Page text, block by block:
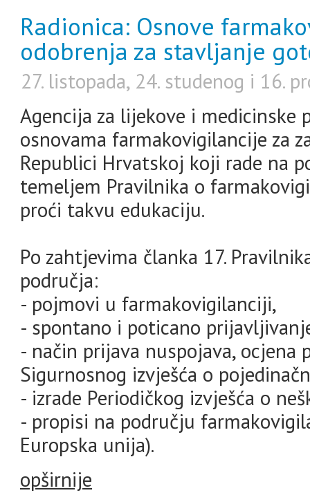
Radionica: Osnove
odobrenja za stavljanje
27. listopada, 24. studenog i 16.
Agencija za lijekove i medicinske
osnovama farmakovigilancije za
Republici Hrvatskoj koji rade na
temeljem Pravilnika o
proći takvu edukaciju.
Po zahtjevima članka 17.
područja:
- pojmovi u farmakovigilanciji,
- spontano i poticano
- način prijava nuspojava, ocjena
Sigurnosnog izvješća o
- izrade Periodičkog izvješća o
- propisi na području
Europska unija).
opširnije